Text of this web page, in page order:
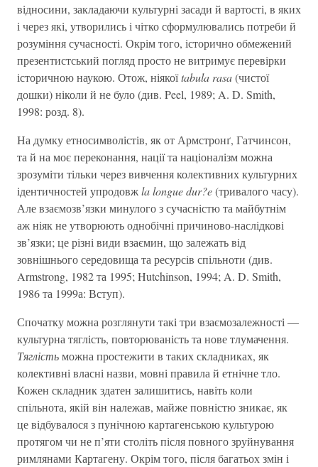
відносини, закладаючи культурні засади й вартості, в яких
і через які, утворились і чітко сформулювались потреби й
розуміння сучасності. Окрім того, історично обмежений
презентистський погляд просто не витримує перевірки
історичною наукою. Отож, ніякоїtabula rasa(чистої
дошки) ніколи й не було (див. Peel, 1989; A. D. Smith,
1998: розд. 8).
На думку етносимволістів, як от Армстронґ, Гатчинсон,
та й на моє переконання, нації та націоналізм можна
зрозуміти тільки через вивчення колективних культурних
ідентичностей упродовжla longue dur?e(тривалого часу).
Але взаємозв’язки минулого з сучасністю та майбутнім
аж ніяк не утворюють однобічні причиново-наслідкові
зв’язки; це різні види взаємин, що залежать від
зовнішнього середовища та ресурсів спільноти (див.
Armstrong, 1982 та 1995; Hutchinson, 1994; A. D. Smith,
1986 та 1999а: Вступ).
Спочатку можна розглянути такі три взаємозалежності —
культурна тяглість, повторюваність та нове тлумачення.
Тяглістьможна простежити в таких складниках, як
колективні власні назви, мовні правила й етнічне тло.
Кожен складник здатен залишитись, навіть коли
спільнота, якій він належав, майже повністю зникає, як
це відбувалося з пунічною картагенською культурою
протягом чи не п’яти століть після повного зруйнування
римлянами Картагену. Окрім того, після багатьох змін і